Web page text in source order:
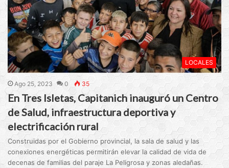
LOCALES
Ago 25, 2023 0 35
En Tres Isletas, Capitanich inauguró un Centro
de Salud, infraestructura deportiva y
electrificación rural
Construidas por el Gobierno provincial, la sala de salud y las
conexiones energéticas permitirán elevar la calidad de vida de
decenas de familias del paraje La Peligrosa y zonas aledañas.